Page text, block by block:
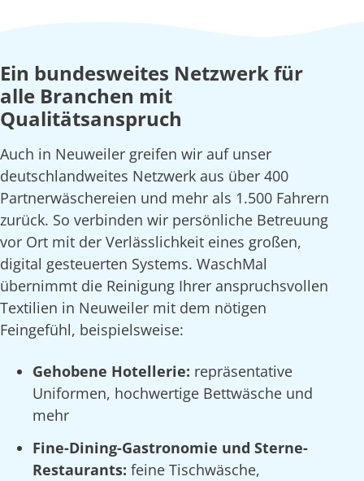
Ein bundesweites Netzwerk für
alle Branchen mit
Qualitätsanspruch
Auch in Neuweiler greifen wir auf unser
deutschlandweites Netzwerk aus über 400
Partnerwäschereien und mehr als 1.500 Fahrern
zurück. So verbinden wir persönliche Betreuung
vor Ort mit der Verlässlichkeit eines großen,
digital gesteuerten Systems. WaschMal
übernimmt die Reinigung Ihrer anspruchsvollen
Textilien in Neuweiler mit dem nötigen
Feingefühl, beispielsweise:
Gehobene Hotellerie: repräsentative
Uniformen, hochwertige Bettwäsche und
mehr
Fine-Dining-Gastronomie und Sterne-
Restaurants: feine Tischwäsche,